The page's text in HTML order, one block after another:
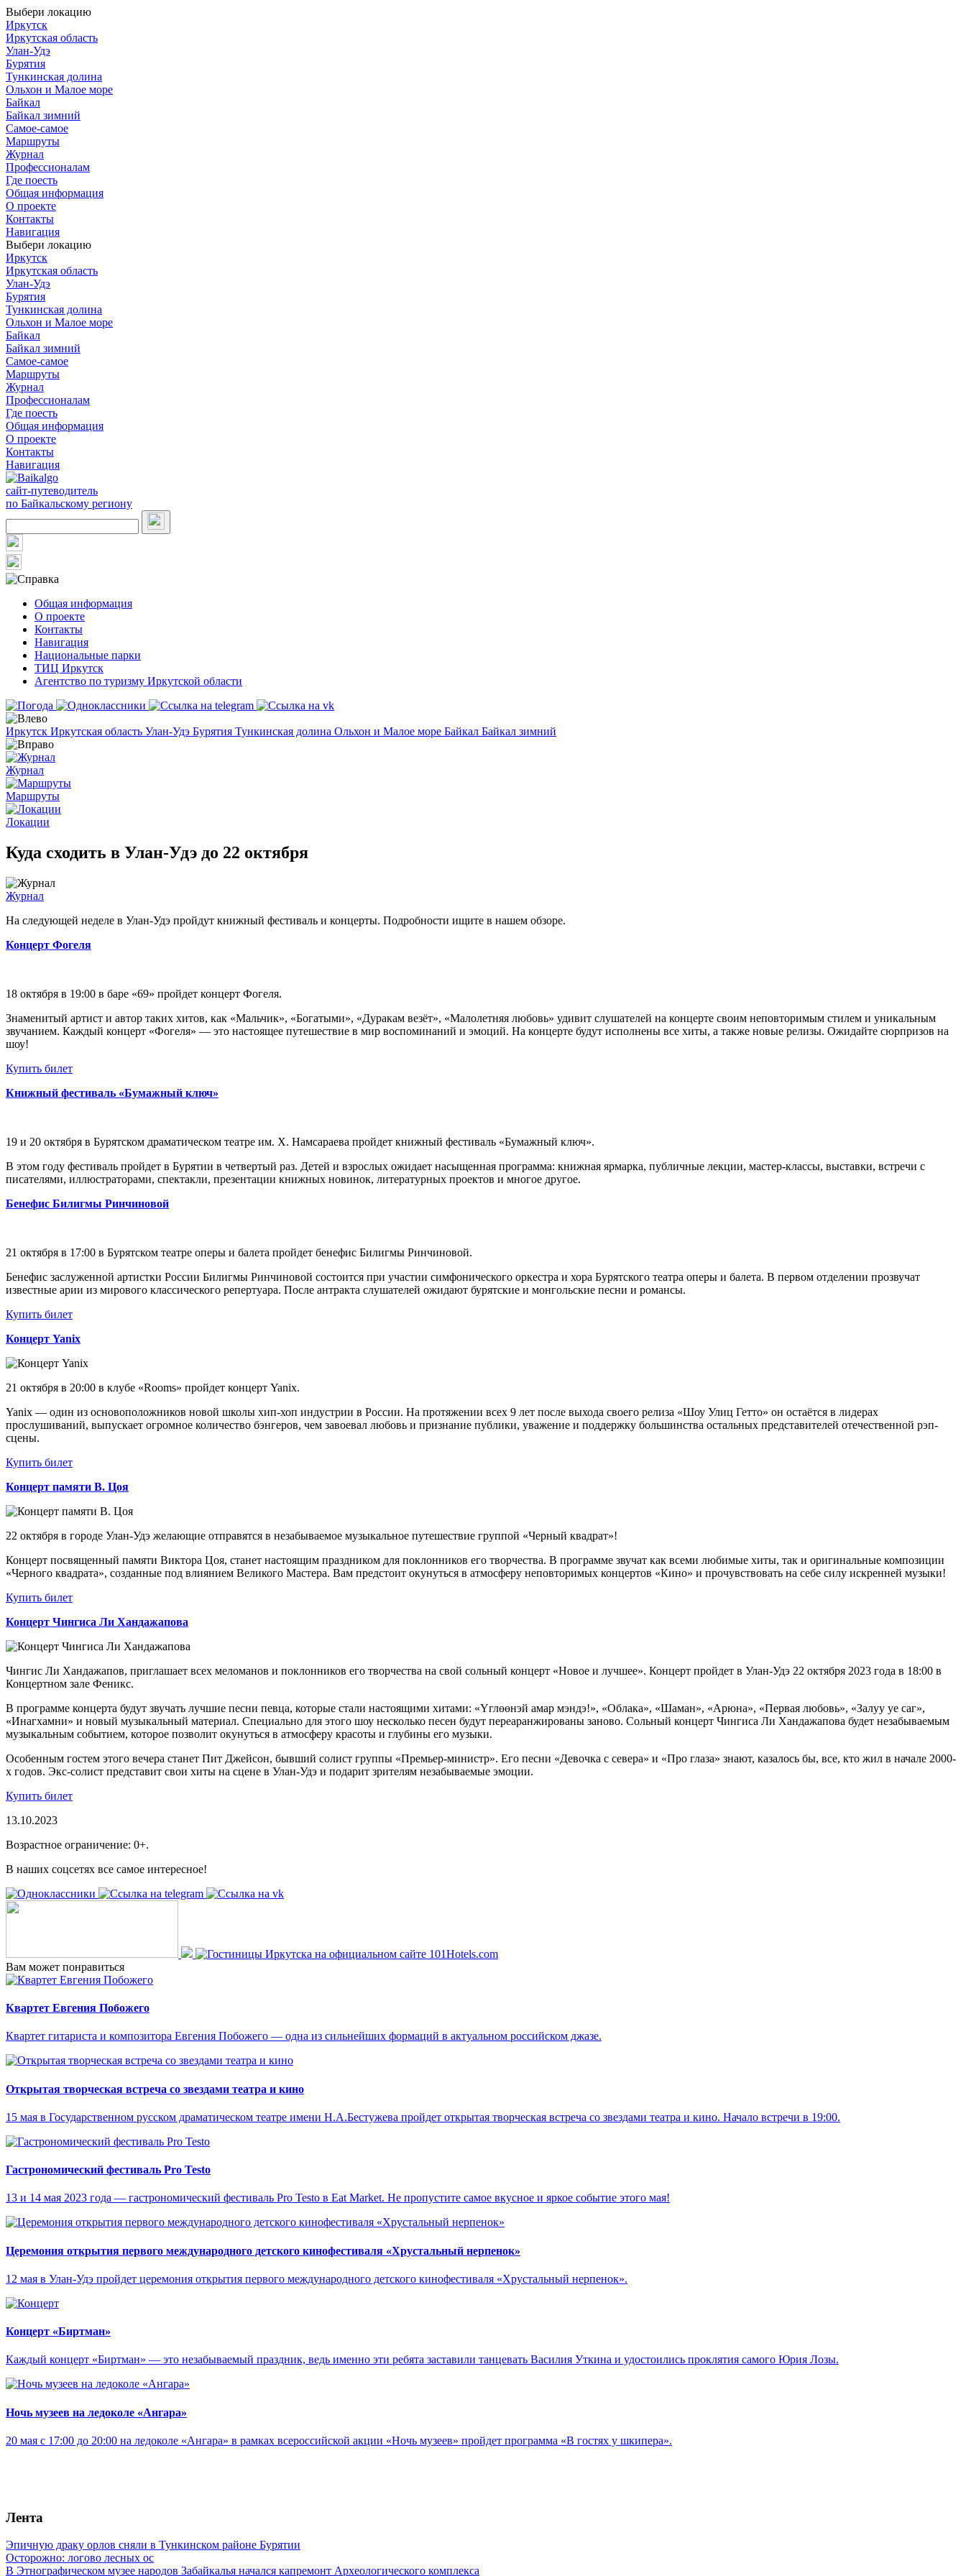
Выбери локацию
Иркутск
Иркутская область
Улан-Удэ
Бурятия
Тункинская долина
Ольхон и Малое море
Байкал
Байкал зимний
Самое-самое
Маршруты
Журнал
Профессионалам
Где поесть
Общая информация
О проекте
Контакты
Навигация
Выбери локацию
Иркутск
Иркутская область
Улан-Удэ
Бурятия
Тункинская долина
Ольхон и Малое море
Байкал
Байкал зимний
Самое-самое
Маршруты
Журнал
Профессионалам
Где поесть
Общая информация
О проекте
Контакты
Навигация
сайт-путеводитель
по Байкальскому региону
Общая информация
О проекте
Контакты
Навигация
Национальные парки
ТИЦ Иркутск
Агентство по туризму Иркутской области
Иркутск Иркутская область Улан-Удэ Бурятия Тункинская долина Ольхон и Малое море Байкал Байкал зимний
Журнал
Маршруты
Локации
Куда сходить в Улан-Удэ до 22 октября
Журнал
На следующей неделе в Улан-Удэ пройдут книжный фестиваль и концерты. Подробности ищите в нашем обзоре.
Концерт Фогеля
18 октября в 19:00 в баре «69» пройдет концерт Фогеля.
Знаменитый артист и автор таких хитов, как «Мальчик», «Богатыми», «Дуракам везёт», «Малолетняя любовь» удивит слушателей на концерте своим неповторимым стилем и уникальным
звучанием. Каждый концерт «Фогеля» — это настоящее путешествие в мир воспоминаний и эмоций. На концерте будут исполнены все хиты, а также новые релизы. Ожидайте сюрпризов на
шоу!
Купить билет
Книжный фестиваль «Бумажный ключ»
19 и 20 октября в Бурятском драматическом театре им. Х. Намсараева пройдет книжный фестиваль «Бумажный ключ».
В этом году фестиваль пройдет в Бурятии в четвертый раз. Детей и взрослых ожидает насыщенная программа: книжная ярмарка, публичные лекции, мастер-классы, выставки, встречи с
писателями, иллюстраторами, спектакли, презентации книжных новинок, литературных проектов и многое другое.
Бенефис Билигмы Ринчиновой
21 октября в 17:00 в Бурятском театре оперы и балета пройдет бенефис Билигмы Ринчиновой.
Бенефис заслуженной артистки России Билигмы Ринчиновой состоится при участии симфонического оркестра и хора Бурятского театра оперы и балета. В первом отделении прозвучат
известные арии из мирового классического репертуара. После антракта слушателей ожидают бурятские и монгольские песни и романсы.
Купить билет
Концерт Yanix
21 октября в 20:00 в клубе «Rooms» пройдет концерт Yanix.
Yanix — один из основоположников новой школы хип-хоп индустрии в России. На протяжении всех 9 лет после выхода своего релиза «Шоу Улиц Гетто» он остаётся в лидерах
прослушиваний, выпускает огромное количество бэнгеров, чем завоевал любовь и признание публики, уважение и поддержку большинства остальных представителей отечественной рэп-
сцены.
Купить билет
Концерт памяти В. Цоя
22 октября в городе Улан-Удэ желающие отправятся в незабываемое музыкальное путешествие группой «Черный квадрат»!
Концерт посвященный памяти Виктора Цоя, станет настоящим праздником для поклонников его творчества. В программе звучат как всеми любимые хиты, так и оригинальные композиции
«Черного квадрата», созданные под влиянием Великого Мастера. Вам предстоит окунуться в атмосферу неповторимых концертов «Кино» и прочувствовать на себе силу искренней музыки!
Купить билет
Концерт Чингиса Ли Хандажапова
Чингис Ли Хандажапов, приглашает всех меломанов и поклонников его творчества на свой сольный концерт «Новое и лучшее». Концерт пройдет в Улан-Удэ 22 октября 2023 года в 18:00 в
Концертном зале Феникс.
В программе концерта будут звучать лучшие песни певца, которые стали настоящими хитами: «Үглөөнэй амар мэндэ!», «Облака», «Шаман», «Арюна», «Первая любовь», «Залyy уе саг»,
«Инагхамни» и новый музыкальный материал. Специально для этого шоу несколько песен будут переаранжированы заново. Сольный концерт Чингиса Ли Хандажапова будет незабываемым
музыкальным событием, которое позволит окунуться в атмосферу красоты и глубины его музыки.
Особенным гостем этого вечера станет Пит Джейсон, бывший солист группы «Премьер-министр». Его песни «Девочка с севера» и «Про глаза» знают, казалось бы, все, кто жил в начале 2000-
х годов. Экс-солист представит свои хиты на сцене в Улан-Удэ и подарит зрителям незабываемые эмоции.
Купить билет
13.10.2023
Возрастное ограничение: 0+.
В наших соцсетях все самое интересное!
Вам может понравиться
Квартет Евгения Побожего
Квартет гитариста и композитора Евгения Побожего — одна из сильнейших формаций в актуальном российском джазе.
Открытая творческая встреча со звездами театра и кино
15 мая в Государственном русском драматическом театре имени Н.А.Бестужева пройдет открытая творческая встреча со звездами театра и кино. Начало встречи в 19:00.
Гастрономический фестиваль Pro Testo
13 и 14 мая 2023 года — гастрономический фестиваль Pro Testo в Eat Market. Не пропустите самое вкусное и яркое событие этого мая!
Церемония открытия первого международного детского кинофестиваля «Хрустальный нерпенок»
12 мая в Улан-Удэ пройдет церемония открытия первого международного детского кинофестиваля «Хрустальный нерпенок».
Концерт «Биртман»
Каждый концерт «Биртман» — это незабываемый праздник, ведь именно эти ребята заставили танцевать Василия Уткина и удостоились проклятия самого Юрия Лозы.
Ночь музеев на ледоколе «Ангара»
20 мая с 17:00 до 20:00 на ледоколе «Ангара» в рамках всероссийской акции «Ночь музеев» пройдет программа «В гостях у шкипера».
Лента
Эпичную драку орлов сняли в Тункинском районе Бурятии
Осторожно: логово лесных ос
В Этнографическом музее народов Забайкалья начался капремонт Археологического комплекса